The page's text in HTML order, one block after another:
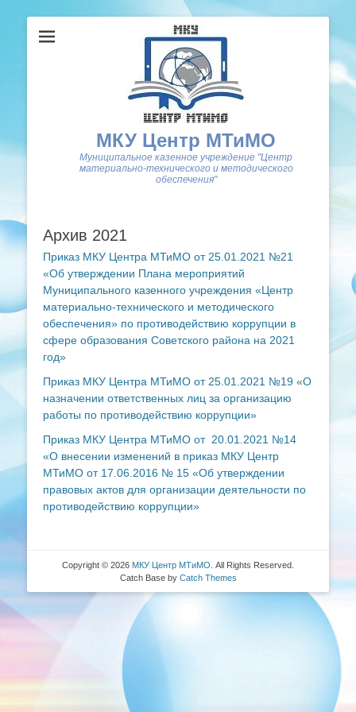
МКУ Центр МТиМО
Муниципальное казенное учреждение "Центр
материально-технического и методического
обеспечения"
Архив 2021
Приказ МКУ Центра МТиМО от 25.01.2021 №21
«Об утверждении Плана мероприятий
Муниципального казенного учреждения «Центр
материально-технического и методического
обеспечения» по противодействию коррупции в
сфере образования Советского района на 2021
год»
Приказ МКУ Центра МТиМО от 25.01.2021 №19 «О
назначении ответственных лиц за организацию
работы по противодействию коррупции»
Приказ МКУ Центра МТиМО от 20.01.2021 №14
«О внесении изменений в приказ МКУ Центр
МТиМО от 17.06.2016 № 15 «Об утверждении
правовых актов для организации деятельности по
противодействию коррупции»
Copyright © 2026 МКУ Центр МТиМО . All Rights Reserved.
Catch Base by Catch Themes